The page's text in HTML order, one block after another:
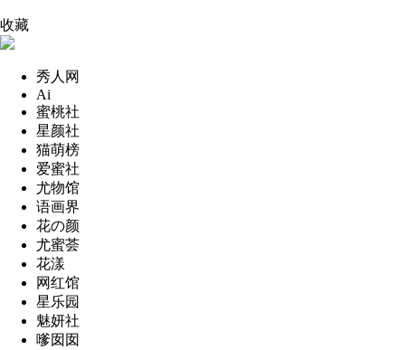
收藏
秀人网
Ai
蜜桃社
星颜社
猫萌榜
爱蜜社
尤物馆
语画界
花の颜
尤蜜荟
花漾
网红馆
星乐园
魅妍社
嗲囡囡